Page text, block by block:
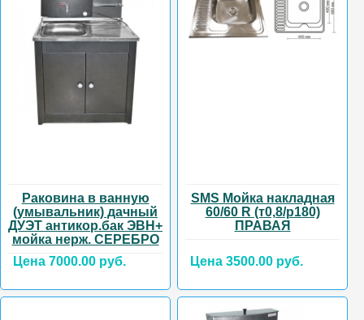
Раковина в ванную
(умывальник) дачный
ДУЭТ антикор.бак ЭВН+
мойка нерж. СЕРЕБРО
Цена 7000.00 руб.
SMS Мойка накладная
60/60 R (т0,8/р180)
ПРАВАЯ
Цена 3500.00 руб.